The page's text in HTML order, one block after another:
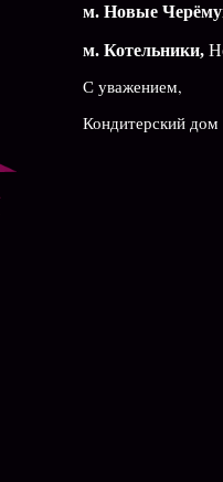
м. Новые
м. Котельники,
С уважением,
Кондитерский